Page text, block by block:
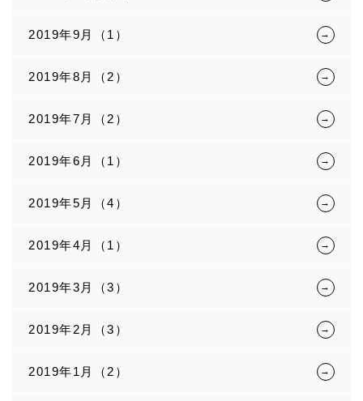
2019年9月（1）
2019年8月（2）
2019年7月（2）
2019年6月（1）
2019年5月（4）
2019年4月（1）
2019年3月（3）
2019年2月（3）
2019年1月（2）